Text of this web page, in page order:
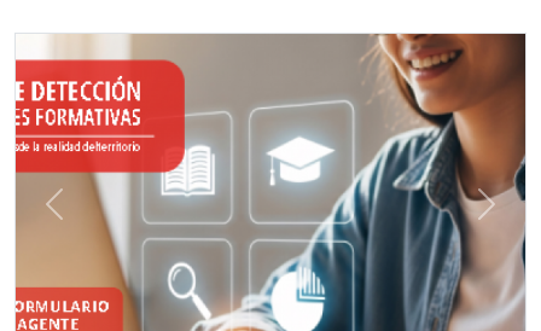
Previous Next